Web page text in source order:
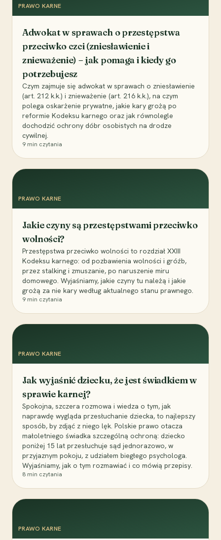
PRAWO KARNE
Adwokat w sprawach o przestępstwa
przeciwko czci (zniesławienie i
znieważenie) – jak pomaga i kiedy go
potrzebujesz
Czym zajmuje się adwokat w sprawach o zniesławienie
(art. 212 k.k.) i znieważenie (art. 216 k.k.), na czym
polega oskarżenie prywatne, jakie kary grożą po
reformie Kodeksu karnego oraz jak równolegle
dochodzić ochrony dóbr osobistych na drodze
cywilnej.
9 min czytania
PRAWO KARNE
Jakie czyny są przestępstwami przeciwko
wolności?
Przestępstwa przeciwko wolności to rozdział XXIII
Kodeksu karnego: od pozbawienia wolności i gróźb,
przez stalking i zmuszanie, po naruszenie miru
domowego. Wyjaśniamy, jakie czyny tu należą i jakie
grożą za nie kary według aktualnego stanu prawnego.
9 min czytania
PRAWO KARNE
Jak wyjaśnić dziecku, że jest świadkiem w
sprawie karnej?
Spokojna, szczera rozmowa i wiedza o tym, jak
naprawdę wygląda przesłuchanie dziecka, to najlepszy
sposób, by zdjąć z niego lęk. Polskie prawo otacza
małoletniego świadka szczególną ochroną: dziecko
poniżej 15 lat przesłuchuje sąd jednorazowo, w
przyjaznym pokoju, z udziałem biegłego psychologa.
Wyjaśniamy, jak o tym rozmawiać i co mówią przepisy.
8 min czytania
PRAWO KARNE